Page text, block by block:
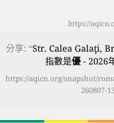
https://
分享: “Str. Calea Galaţi,
指數是優- 2026
https://aqicn.org/snapshot/
260807-